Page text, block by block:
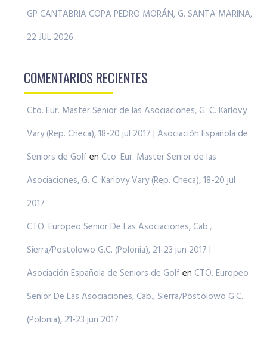
GP CANTABRIA COPA PEDRO MORÁN, G. SANTA MARINA,
22 JUL 2026
COMENTARIOS RECIENTES
Cto. Eur. Master Senior de las Asociaciones, G. C. Karlovy
Vary (Rep. Checa), 18-20 jul 2017 | Asociación Española de
Seniors de Golf en Cto. Eur. Master Senior de las
Asociaciones, G. C. Karlovy Vary (Rep. Checa), 18-20 jul
2017
CTO. Europeo Senior De Las Asociaciones, Cab.,
Sierra/Postolowo G.C. (Polonia), 21-23 jun 2017 |
Asociación Española de Seniors de Golf en CTO. Europeo
Senior De Las Asociaciones, Cab., Sierra/Postolowo G.C.
(Polonia), 21-23 jun 2017